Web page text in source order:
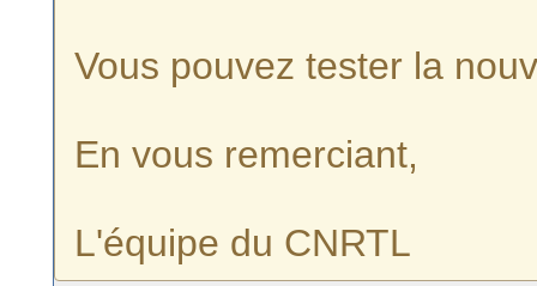
Vous pouvez tester la
En vous remerciant,
L'équipe du CNRTL